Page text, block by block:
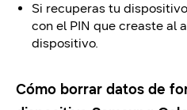
Si recuperas tu
con el PIN que creaste al
dispositivo.
Cómo borrar datos de